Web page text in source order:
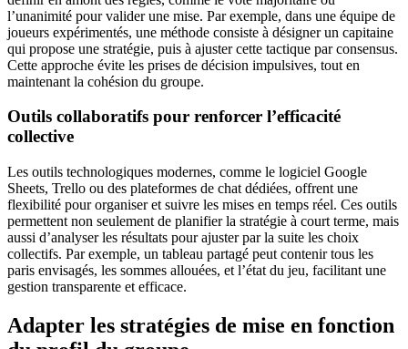
l’unanimité pour valider une mise. Par exemple, dans une équipe de
joueurs expérimentés, une méthode consiste à désigner un capitaine
qui propose une stratégie, puis à ajuster cette tactique par consensus.
Cette approche évite les prises de décision impulsives, tout en
maintenant la cohésion du groupe.
Outils collaboratifs pour renforcer l’efficacité
collective
Les outils technologiques modernes, comme le logiciel Google
Sheets, Trello ou des plateformes de chat dédiées, offrent une
flexibilité pour organiser et suivre les mises en temps réel. Ces outils
permettent non seulement de planifier la stratégie à court terme, mais
aussi d’analyser les résultats pour ajuster par la suite les choix
collectifs. Par exemple, un tableau partagé peut contenir tous les
paris envisagés, les sommes allouées, et l’état du jeu, facilitant une
gestion transparente et efficace.
Adapter les stratégies de mise en fonction